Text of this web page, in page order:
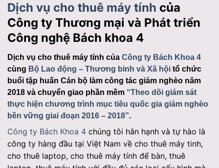
Dịch vụ cho thuê máy tính của
Công ty Thương mại và Phát triển
Công nghệ Bách khoa 4
Dịch vụ cho thuê máy tính của Công ty Bách Khoa 4
cùng Bộ Lao động – Thương binh và Xã hội tổ chức
buổi tập huấn Cán bộ làm công tác giảm nghèo năm
2018 và chuyển giao phần mềm “Theo dõi giám sát
thực hiện chương trình mục tiêu quốc gia giảm nghèo
bền vững giai đoạn 2016 – 2018”.
Công ty Bách Khoa 4 chúng tôi hân hạnh và tự hào là
công ty hàng đầu tại Việt Nam về cho thuê máy tinh,
cho thuê laptop, cho thuê máy tính để bàn, thuê